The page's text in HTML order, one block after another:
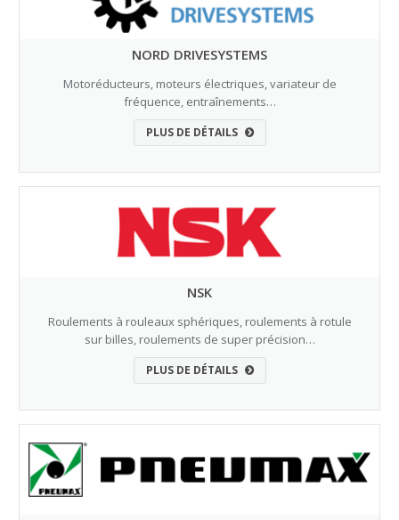
NORD DRIVESYSTEMS
Motoréducteurs, moteurs électriques, variateur de
fréquence, entraînements…
PLUS DE DÉTAILS
NSK
Roulements à rouleaux sphériques, roulements à rotule
sur billes, roulements de super précision…
PLUS DE DÉTAILS